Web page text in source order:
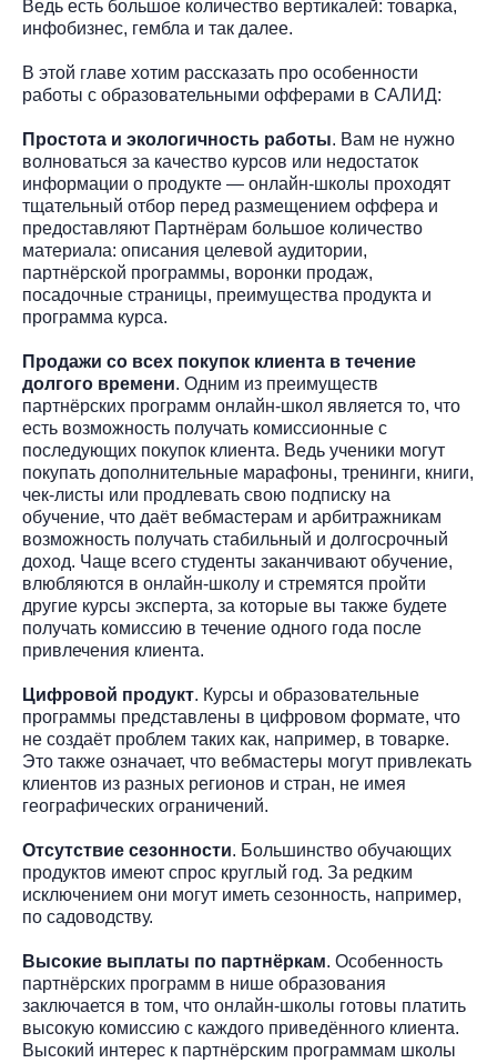
Ведь есть большое количество вертикалей: товарка,
инфобизнес, гембла и так далее.
В этой главе хотим рассказать про особенности
работы с образовательными офферами в САЛИД:
Простота и экологичность работы. Вам не нужно
волноваться за качество курсов или недостаток
информации о продукте — онлайн-школы проходят
тщательный отбор перед размещением оффера и
предоставляют Партнёрам большое количество
материала: описания целевой аудитории,
партнёрской программы, воронки продаж,
посадочные страницы, преимущества продукта и
программа курса.
Продажи со всех покупок клиента в течение
долгого времени. Одним из преимуществ
партнёрских программ онлайн-школ является то, что
есть возможность получать комиссионные с
последующих покупок клиента. Ведь ученики могут
покупать дополнительные марафоны, тренинги, книги,
чек-листы или продлевать свою подписку на
обучение, что даёт вебмастерам и арбитражникам
возможность получать стабильный и долгосрочный
доход. Чаще всего студенты заканчивают обучение,
влюбляются в онлайн-школу и стремятся пройти
другие курсы эксперта, за которые вы также будете
получать комиссию в течение одного года после
привлечения клиента.
Цифровой продукт. Курсы и образовательные
программы представлены в цифровом формате, что
не создаёт проблем таких как, например, в товарке.
Это также означает, что вебмастеры могут привлекать
клиентов из разных регионов и стран, не имея
географических ограничений.
Отсутствие сезонности. Большинство обучающих
продуктов имеют спрос круглый год. За редким
исключением они могут иметь сезонность, например,
по садоводству.
Высокие выплаты по партнёркам. Особенность
партнёрских программ в нише образования
заключается в том, что онлайн-школы готовы платить
высокую комиссию с каждого приведённого клиента.
Высокий интерес к партнёрским программам школы